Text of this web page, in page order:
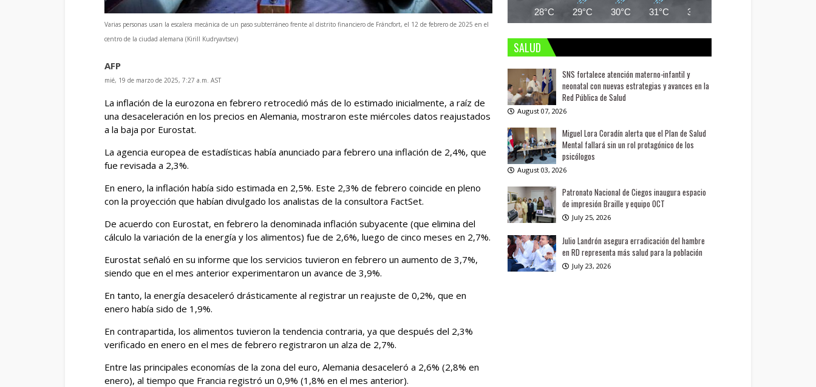
Varias personas usan la escalera mecánica de un paso subterráneo frente al distrito financiero de Fráncfort, el 12 de febrero de 2025 en el
centro de la ciudad alemana (Kirill Kudryavtsev)
AFP
mié, 19 de marzo de 2025, 7:27 a.m. AST
La inflación de la eurozona en febrero retrocedió más de lo estimado inicialmente, a raíz de
una desaceleración en los precios en Alemania, mostraron este miércoles datos reajustados
a la baja por Eurostat.
La agencia europea de estadísticas había anunciado para febrero una inflación de 2,4%, que
fue revisada a 2,3%.
En enero, la inflación había sido estimada en 2,5%. Este 2,3% de febrero coincide en pleno
con la proyección que habían divulgado los analistas de la consultora FactSet.
De acuerdo con Eurostat, en febrero la denominada inflación subyacente (que elimina del
cálculo la variación de la energía y los alimentos) fue de 2,6%, luego de cinco meses en 2,7%.
Eurostat señaló en su informe que los servicios tuvieron en febrero un aumento de 3,7%,
siendo que en el mes anterior experimentaron un avance de 3,9%.
En tanto, la energía desaceleró drásticamente al registrar un reajuste de 0,2%, que en
enero había sido de 1,9%.
En contrapartida, los alimentos tuvieron la tendencia contraria, ya que después del 2,3%
verificado en enero en el mes de febrero registraron un alza de 2,7%.
Entre las principales economías de la zona del euro, Alemania desaceleró a 2,6% (2,8% en
enero), al tiempo que Francia registró un 0,9% (1,8% en el mes anterior).
28°C 29°C 30°C 31°C 30°C
SALUD
SNS fortalece atención materno-infantil y
neonatal con nuevas estrategias y avances en la
Red Pública de Salud
August 07, 2026
Miguel Lora Coradín alerta que el Plan de Salud
Mental fallará sin un rol protagónico de los
psicólogos
August 03, 2026
Patronato Nacional de Ciegos inaugura espacio
de impresión Braille y equipo OCT
July 25, 2026
Julio Landrón asegura erradicación del hambre
en RD representa más salud para la población
July 23, 2026